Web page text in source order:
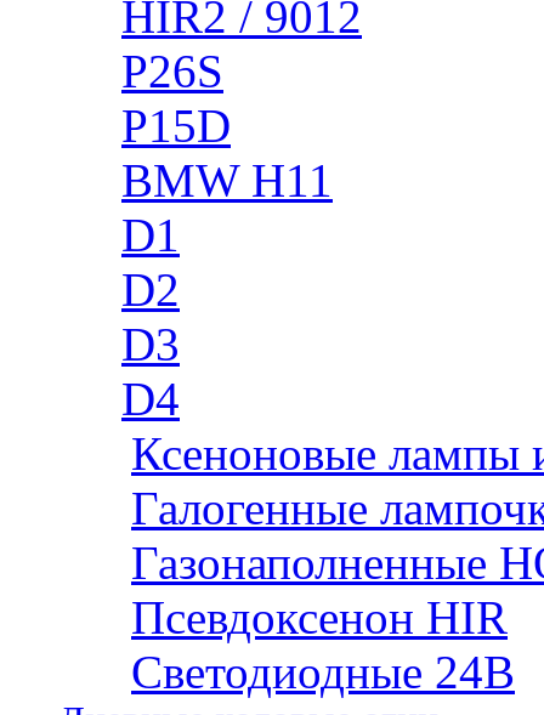
HIR2 / 9012
P26S
P15D
BMW H11
D1
D2
D3
D4
Ксеноновые лампы
Галогенные
Газонаполненные
Псевдоксенон HIR
Cветодиодные 24B